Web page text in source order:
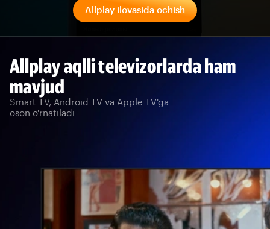
Allplay ilovasida ochish
Allplay aqlli televizorlarda ham
mavjud
Smart TV, Android TV va Apple TV'ga
oson o'rnatiladi